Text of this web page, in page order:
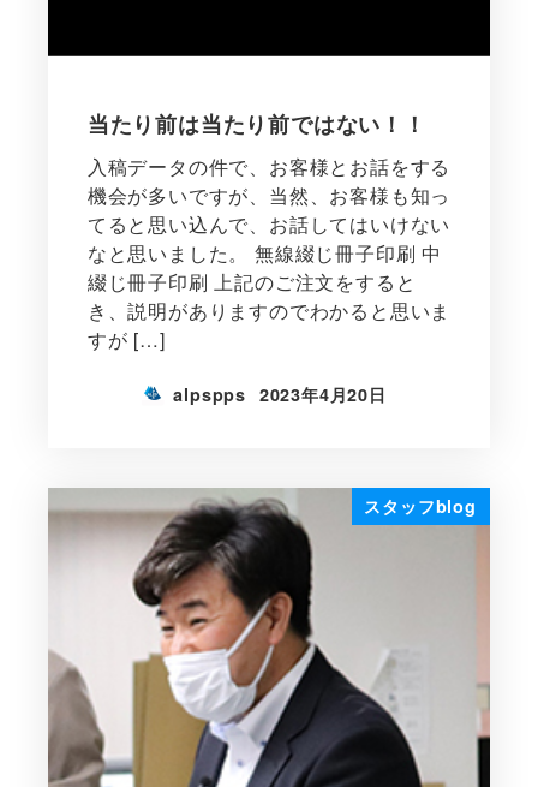
当たり前は当たり前ではない！！
入稿データの件で、お客様とお話をする
機会が多いですが、当然、お客様も知っ
てると思い込んで、お話してはいけない
なと思いました。 無線綴じ冊子印刷 中
綴じ冊子印刷 上記のご注文をすると
き、説明がありますのでわかると思いま
すが […]
alpspps 2023年4月20日
スタッフblog